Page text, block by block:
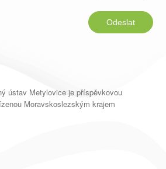
Odeslat
ústav Metylovice je příspěvkovou
Moravskoslezským krajem